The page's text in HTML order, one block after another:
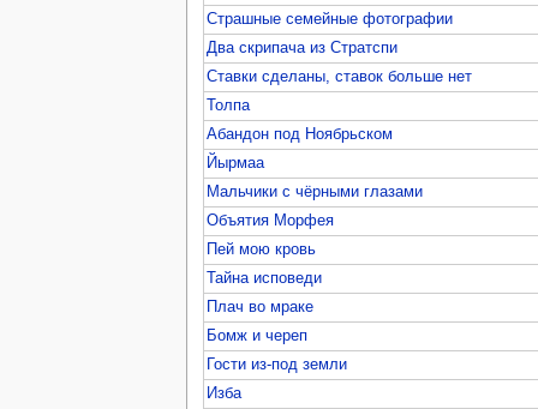
Страшные семейные фотографии
Два скрипача из Стратспи
Ставки сделаны, ставок больше нет
Толпа
Абандон под Ноябрьском
Йырмаа
Мальчики с чёрными глазами
Объятия Морфея
Пей мою кровь
Тайна исповеди
Плач во мраке
Бомж и череп
Гости из-под земли
Изба